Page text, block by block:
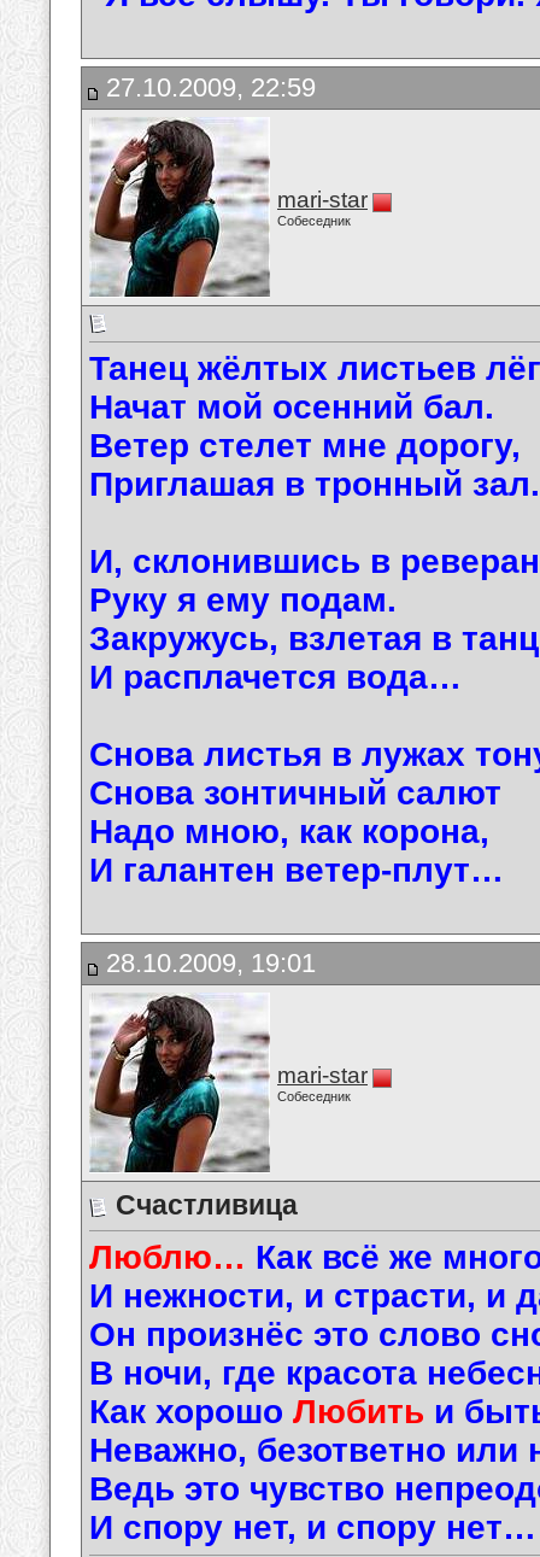
27.10.2009, 22:59
mari-star
Собеседник
Танец жёлтых листьев
Начат мой осенний бал.
Ветер стелет мне дорогу,
Приглашая в тронный зал.
И, склонившись в
Руку я ему подам.
Закружусь, взлетая в
И расплачется вода…
Снова листья в лужах
Снова зонтичный салют
Надо мною, как корона,
И галантен ветер-плут…
28.10.2009, 19:01
mari-star
Собеседник
Счастливица
Люблю… Как всё же
И нежности, и страсти, и
Он произнёс это слово
В ночи, где красота
Как хорошо Любить и
Неважно, безответно или
Ведь это чувство
И спору нет, и спору нет…